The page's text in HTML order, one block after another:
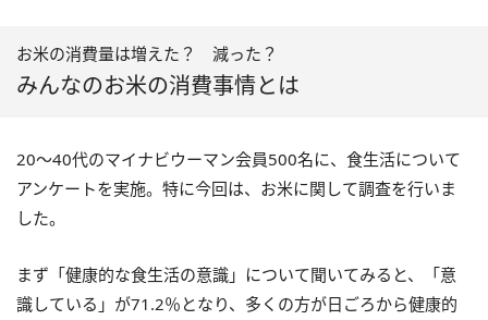
お米の消費量は増えた？ 減った？
みんなのお米の消費事情とは
20～40代のマイナビウーマン会員500名に、食生活について
アンケートを実施。特に今回は、お米に関して調査を行いま
した。
まず「健康的な食生活の意識」について聞いてみると、「意
識している」が71.2％となり、多くの方が日ごろから健康的